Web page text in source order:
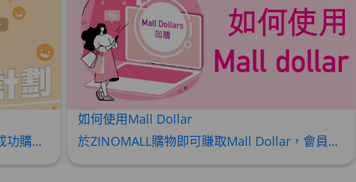
介紹好友登記成為ZINOMALL新會員並成功購物，您即可獲得$50Mall Dollar現金回贈，你的好友亦可同時獲得$50Mall Dollar現金回贈。 **舊會員必須完成首張訂單才可開通邀請好友獎賞計劃** 1. 舊會員可於 我的帳戶>>>邀請好友獎賞 中找到 好友推薦碼 (紅圈位置) 2. 會員可複製好友推薦碼並透過 Whatsapp / Facebook / Email分享給自己好友。推薦好友次數不限，介紹愈多新朋友，可獲得愈多Mall Dollar現金回贈。 3. 好友
如何使用Mall Dollar
於ZINOMALL購物即可賺取Mall Dollar，會員每次購物折實後每滿HK$100，即可賺取$5 Mall Dollar回贈。Mall Dollar 將會於訂單派送成功後7-14個工作天內自動加至客人户口。下次購物時，每 $1 Mall Dollar 即可當 HK$1 使用。 Step 1 請輸入電郵及密碼後按【登入】或直接連結Facebook 登入 Step 2 挑選合適貨品後，輸入購買數量，然後按【加入購物車】 Step 3 按一下右上角的購物車圖案 ,